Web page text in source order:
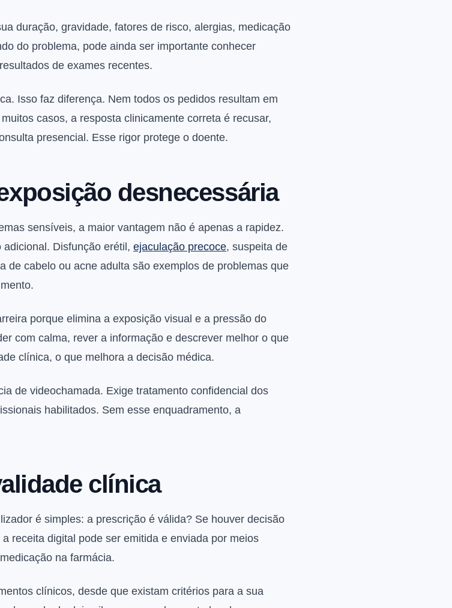
duração, gravidade, fatores de risco, alergias, medicação
do problema, pode ainda ser importante conhecer
de exames recentes.
Isso faz diferença. Nem todos os pedidos resultam em
casos, a resposta clinicamente correta é recusar,
presencial. Esse rigor protege o doente.
desnecessária
sensíveis, a maior vantagem não é apenas a rapidez.
Disfunção erétil, ejaculação precoce, suspeita de
de cabelo ou acne adulta são exemplos de problemas que
porque elimina a exposição visual e a pressão do
com calma, rever a informação e descrever melhor o que
clínica, o que melhora a decisão médica.
de videochamada. Exige tratamento confidencial dos
habilitados. Sem esse enquadramento, a
clínica
é simples: a prescrição é válida? Se houver decisão
receita digital pode ser emitida e enviada por meios
na farmácia.
clínicos, desde que existam critérios para a sua